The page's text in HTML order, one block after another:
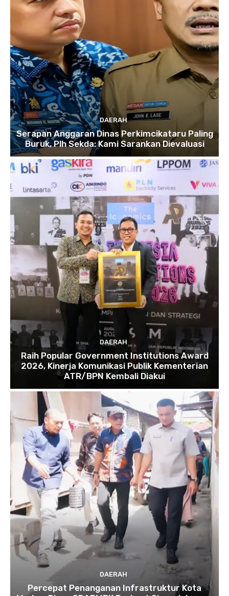
DAERAH
Serapan Anggaran Dinas Perkimcikataru Paling
Buruk, Plh Sekda: Kami Sarankan Dievaluasi
DAERAH
Raih Popular Government Institutions Award
2026, Kinerja Komunikasi Publik Kementerian
ATR/BPN Kembali Diakui
DAERAH
Percepat Penanganan Infrastruktur Kota